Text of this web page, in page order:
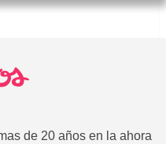
de 20 años en la ahora